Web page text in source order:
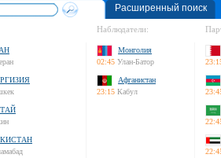
Расширенный поиск
Наблюдатели:
Монголия
02:45 Улан-Батор
Афганистан
23:15 Кабул